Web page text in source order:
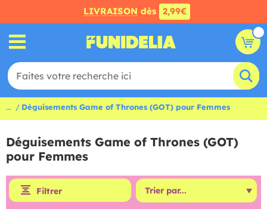
LIVRAISON dès 2,99€
... Déguisements Game of Thrones (GOT) pour Femmes
Déguisements Game of Thrones (GOT)
pour Femmes
Filtrer